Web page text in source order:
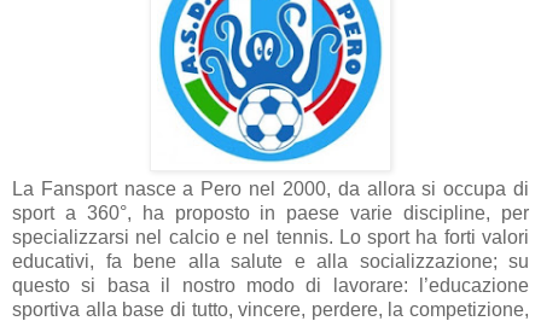
La Fansport nasce a Pero nel 2000, da allora si occupa di
sport a 360°, ha proposto in paese varie discipline, per
specializzarsi nel calcio e nel tennis. Lo sport ha forti valori
educativi, fa bene alla salute e alla socializzazione; su
questo si basa il nostro modo di lavorare: l’educazione
sportiva alla base di tutto, vincere, perdere, la competizione,